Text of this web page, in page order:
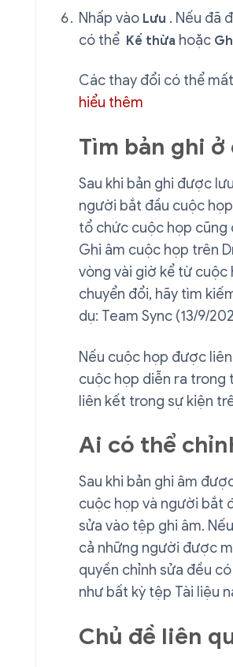
Nhấp vào Lưu . Nếu đã
có thể Kế thừa hoặc
Các thay đổi có thể
hiểu thêm
Tìm bản ghi ở
Sau khi bản ghi được
người bắt đầu cuộc
tổ chức cuộc họp
Ghi âm cuộc họp trên
vòng vài giờ kể từ
chuyển đổi, hãy tìm
dụ: Team Sync (13/9/
Nếu cuộc họp được
cuộc họp diễn ra trong
liên kết trong sự kiện
Ai có thể
Sau khi bản ghi âm
cuộc họp và người bắt
sửa vào tệp ghi âm.
cả những người được
quyền chỉnh sửa đều
như bất kỳ tệp Tài liệu
Chủ đề liên